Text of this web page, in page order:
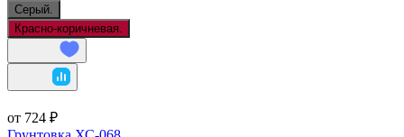
Серый.
Красно-коричневая.
от 724 ₽